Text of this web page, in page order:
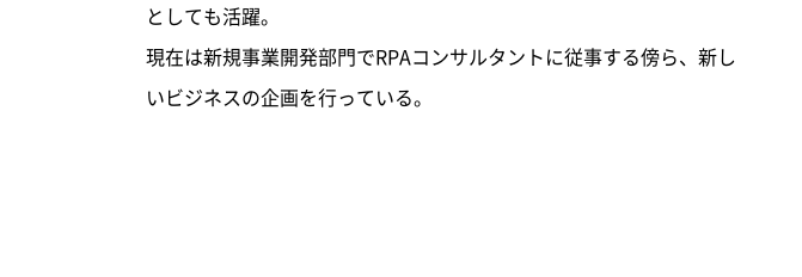
としても活躍。
現在は新規事業開発部門でRPAコンサルタントに従事する傍ら、新し
いビジネスの企画を行っている。